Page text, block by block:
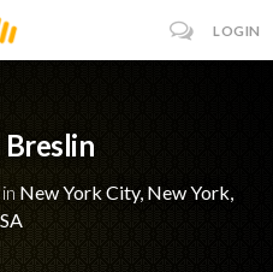
LOGIN
New York City, New York,